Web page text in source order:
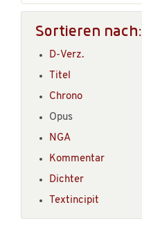
Sortieren nach:
D-Verz.
Titel
Chrono
Opus
NGA
Kommentar
Dichter
Textincipit